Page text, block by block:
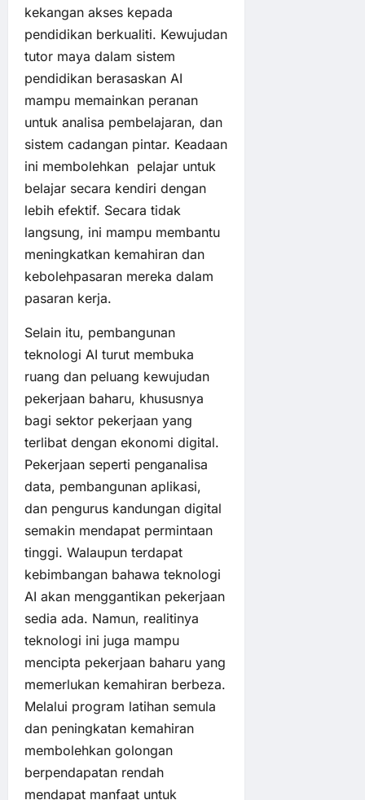
kekangan akses kepada
pendidikan berkualiti. Kewujudan
tutor maya dalam sistem
pendidikan berasaskan AI
mampu memainkan peranan
untuk analisa pembelajaran, dan
sistem cadangan pintar. Keadaan
ini membolehkan pelajar untuk
belajar secara kendiri dengan
lebih efektif. Secara tidak
langsung, ini mampu membantu
meningkatkan kemahiran dan
kebolehpasaran mereka dalam
pasaran kerja.
Selain itu, pembangunan
teknologi AI turut membuka
ruang dan peluang kewujudan
pekerjaan baharu, khususnya
bagi sektor pekerjaan yang
terlibat dengan ekonomi digital.
Pekerjaan seperti penganalisa
data, pembangunan aplikasi,
dan pengurus kandungan digital
semakin mendapat permintaan
tinggi. Walaupun terdapat
kebimbangan bahawa teknologi
AI akan menggantikan pekerjaan
sedia ada. Namun, realitinya
teknologi ini juga mampu
mencipta pekerjaan baharu yang
memerlukan kemahiran berbeza.
Melalui program latihan semula
dan peningkatan kemahiran
membolehkan golongan
berpendapatan rendah
mendapat manfaat untuk